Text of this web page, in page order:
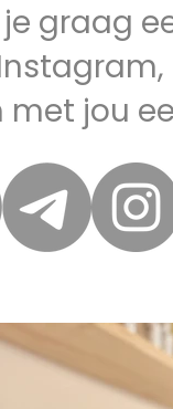
graag
met jou